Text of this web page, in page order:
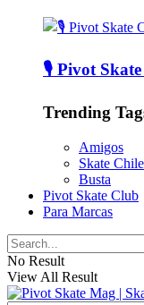
🎙️ Pivot
Trending
Amigos
Skate Chile
Busta
Pivot Skate Club
Para Marcas
No Result
View All Result